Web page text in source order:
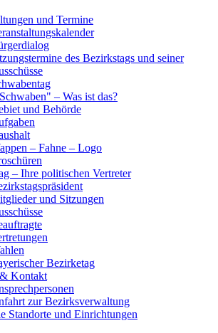
und Termine
des Bezirkstags und seiner
– Was ist das?
und Behörde
– Fahne – Logo
– Ihre politischen Vertreter
und Sitzungen
Bezirketag
Kontakt
zur Bezirksverwaltung
Standorte und Einrichtungen